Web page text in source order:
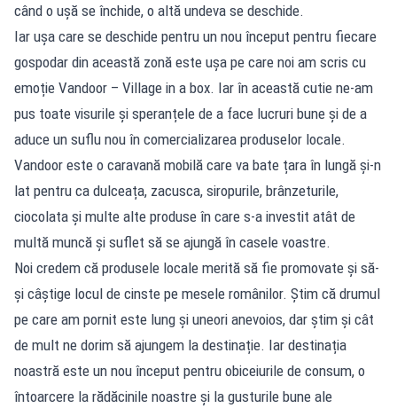
când o ușă se închide, o altă undeva se deschide.
Iar ușa care se deschide pentru un nou început pentru fiecare
gospodar din această zonă este ușa pe care noi am scris cu
emoție Vandoor – Village in a box. Iar în această cutie ne-am
pus toate visurile și speranțele de a face lucruri bune și de a
aduce un suflu nou în comercializarea produselor locale.
Vandoor este o caravană mobilă care va bate țara în lungă și-n
lat pentru ca dulceața, zacusca, siropurile, brânzeturile,
ciocolata și multe alte produse în care s-a investit atât de
multă muncă și suflet să se ajungă în casele voastre.
Noi credem că produsele locale merită să fie promovate și să-
și câștige locul de cinste pe mesele românilor. Știm că drumul
pe care am pornit este lung și uneori anevoios, dar știm și cât
de mult ne dorim să ajungem la destinație. Iar destinația
noastră este un nou început pentru obiceiurile de consum, o
întoarcere la rădăcinile noastre și la gusturile bune ale